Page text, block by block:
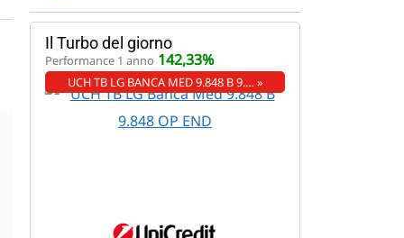
Il Turbo del giorno
Performance 1 anno 142,33%
UCH TB LG BANCA MED 9.848 B 9.… »